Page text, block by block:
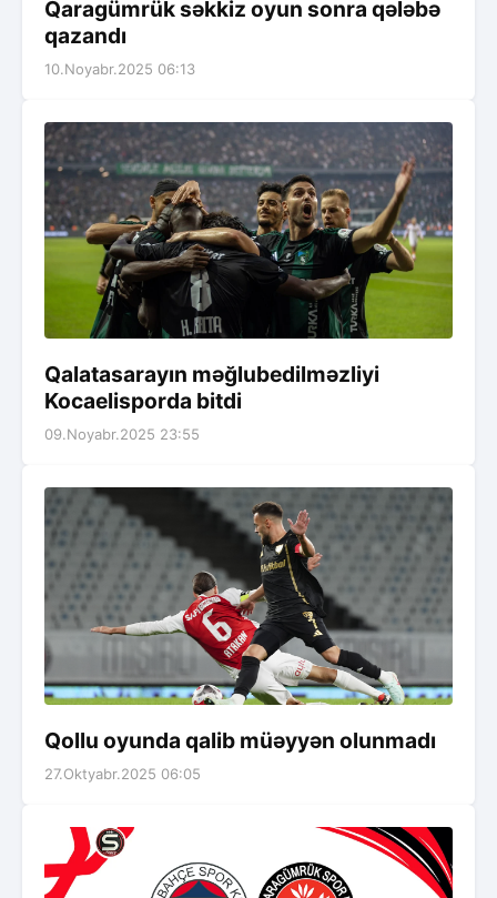
Qaragümrük səkkiz oyun sonra qələbə
qazandı
10.Noyabr.2025 06:13
Qalatasarayın məğlubedilməzliyi
Kocaelisporda bitdi
09.Noyabr.2025 23:55
Qollu oyunda qalib müəyyən olunmadı
27.Oktyabr.2025 06:05